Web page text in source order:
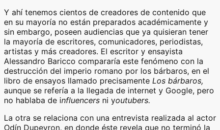
Y ahí tenemos cientos de creadores de contenido que
en su mayoría no están preparados académicamente y
sin embargo, poseen audiencias que ya quisieran tener
la mayoría de escritores, comunicadores, periodistas,
artistas y más creadores. El escritor y ensayista
Alessandro Baricco compararía este fenómeno con la
destrucción del imperio romano por los bárbaros, en el
libro de ensayos llamado precisamente Los bárbaros,
aunque se refería a la llegada de internet y Google, pero
no hablaba de influencers ni youtubers.
La otra se relaciona con una entrevista realizada al actor
Odín Dupeyron, en donde éste revela que no terminó la